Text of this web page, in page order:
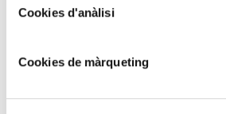
Cookies d'anàlisi
Cookies de màrqueting
JOAN COLOM